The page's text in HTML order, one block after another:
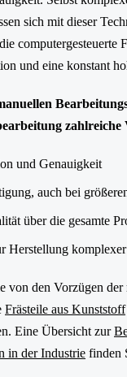
sich mit dieser
computergesteuerte
und eine konstant
zahlreiche
und Genauigkeit
auch bei
über die gesamte
Herstellung
von den Vorzügen
Frästeile aus Kunststoff
Eine Übersicht zur
in der Industrie finden